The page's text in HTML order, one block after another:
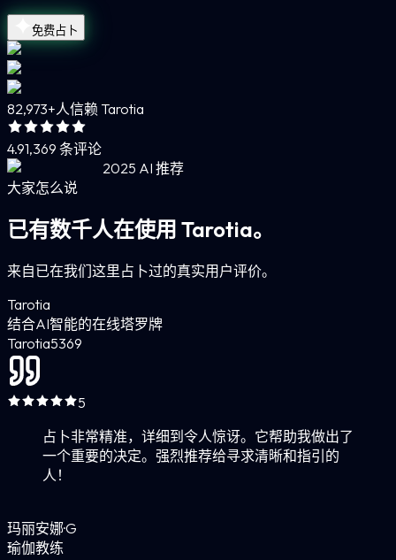
免费占卜
82,973+人信赖 Tarotia
4.91,369 条评论
2025 AI 推荐
大家怎么说
已有数千人在使用 Tarotia。
来自已在我们这里占卜过的真实用户评价。
Tarotia
结合AI智能的在线塔罗牌
Tarotia5369
5
占卜非常精准，详细到令人惊讶。它帮助我做出了
一个重要的决定。强烈推荐给寻求清晰和指引的
人！
玛丽安娜·G
瑜伽教练